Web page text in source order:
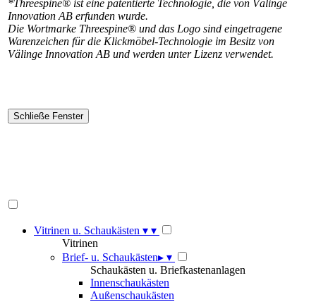
*Threespine® ist eine patentierte Technologie, die von Välinge
Innovation AB erfunden wurde.
Die Wortmarke Threespine® und das Logo sind eingetragene
Warenzeichen für die Klickmöbel-Technologie im Besitz von
Välinge Innovation AB und werden unter Lizenz verwendet.
Vitrinen u. Schaukästen ▾ ▾
Vitrinen
Brief- u. Schaukästen▸ ▾
Schaukästen u. Briefkastenanlagen
Innenschaukästen
Außenschaukästen